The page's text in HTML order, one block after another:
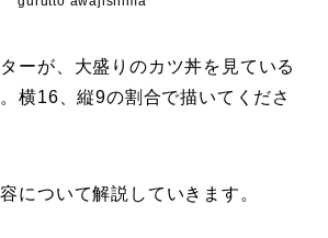
ーが、大盛りのカツ丼を見ている
横16、縦9の割合で描いてくださ
について解説していきます。